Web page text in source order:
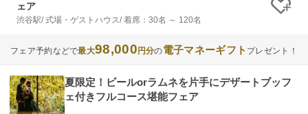
ェア
渋谷駅/ 式場・ゲストハウス/ 着席：30名 ～ 120名 ク
フェア予約などで最大98,000 円分の電子マネーギフト プレゼント！
夏限定！ビールorラムネを片手にデザートブッフ
ェ付きフルコース堪能フェア